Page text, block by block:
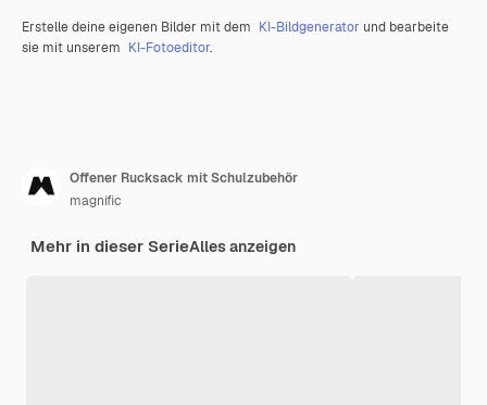
Erstelle deine eigenen Bilder mit dem KI-Bildgenerator und bearbeite
sie mit unserem KI-Fotoeditor.
Offener Rucksack mit Schulzubehör
magnific
Mehr in dieser SerieAlles anzeigen